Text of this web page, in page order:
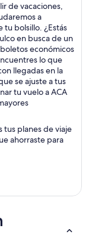
de vacaciones,
a
tu bolsillo. ¿Estás
en busca de un
económicos
lo que
llegadas en la
se ajuste a tus
tu vuelo a ACA
tus planes de viaje
ahorraste para